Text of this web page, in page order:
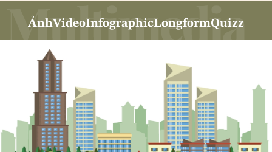
ẢnhVideoInfographicLongformQuizz